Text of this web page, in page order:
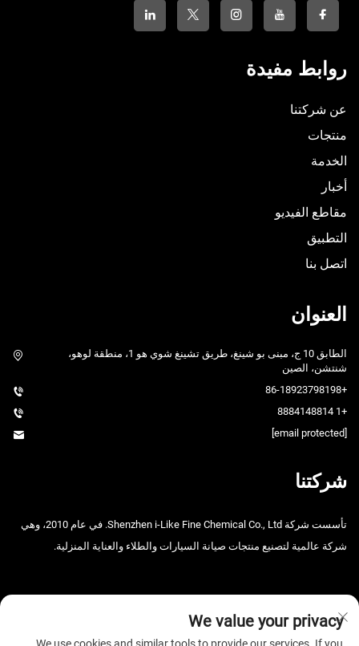
روابط مفيدة
عن شركتنا
منتجات
الخدمة
أخبار
مقاطع الفيديو
التطبيق
اتصل بنا
العنوان
الطابق 10 ج، مبنى بو شينغ، طريق تشينغ شوي هو 1، منطقة لوهو،
شنتشن، الصين
+86-18923798198
+1 8884148814
شركتنا
تأسست شركة Shenzhen i-Like Fine Chemical Co., Ltd. في عام 2010، وهي
شركة عالمية لتصنيع منتجات صيانة السيارات والطلاء والعناية المنزلية.
We value your privacy